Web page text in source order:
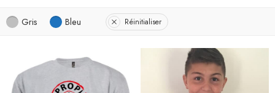
Gris Bleu Réinitialiser